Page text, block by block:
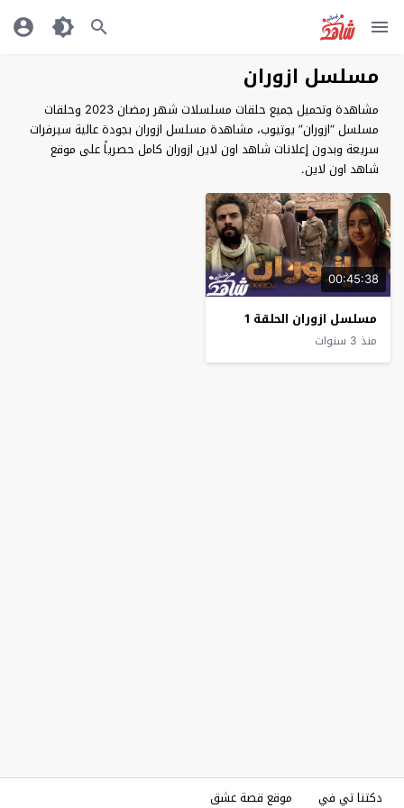
مسلسل ازوران
مشاهدة وتحميل جميع حلقات مسلسلات شهر رمضان 2023 وحلقات
مسلسل “ازوران” يوتيوب، مشاهدة مسلسل ازوران بجودة عالية سيرفرات
سريعة وبدون إعلانات شاهد اون لاين ازوران كامل حصرياً على موقع
شاهد اون لاين.
00:45:38
مسلسل ازوران الحلقة 1
منذ 3 سنوات
دكتنا تي في موقع قصة عشق